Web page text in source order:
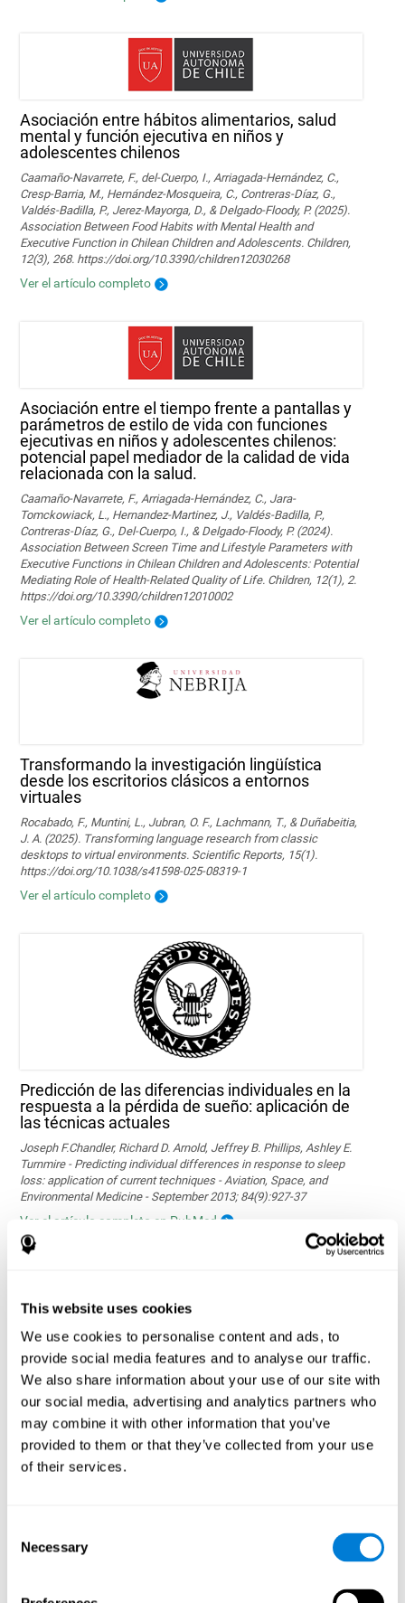
This website uses cookies
We use cookies to personalise content and ads, to
provide social media features and to analyse our traffic.
We also share information about your use of our site with
our social media, advertising and analytics partners who
may combine it with other information that you’ve
provided to them or that they’ve collected from your use
of their services.
Selection
Necessary
Asociación entre hábitos alimentarios, salud
mental y función ejecutiva en niños y
adolescentes chilenos
Caamaño-Navarrete, F., del-Cuerpo, I., Arriagada-Hernández, C.,
Cresp-Barria, M., Hernández-Mosqueira, C., Contreras-Díaz, G.,
Valdés-Badilla, P., Jerez-Mayorga, D., & Delgado-Floody, P. (2025).
Association Between Food Habits with Mental Health and
Executive Function in Chilean Children and Adolescents. Children,
12(3), 268. https://doi.org/10.3390/children12030268
Ver el artículo completo
Asociación entre el tiempo frente a pantallas y
parámetros de estilo de vida con funciones
ejecutivas en niños y adolescentes chilenos:
potencial papel mediador de la calidad de vida
relacionada con la salud.
Caamaño-Navarrete, F., Arriagada-Hernández, C., Jara-
Tomckowiack, L., Hernandez-Martinez, J., Valdés-Badilla, P.,
Contreras-Díaz, G., Del-Cuerpo, I., & Delgado-Floody, P. (2024).
Association Between Screen Time and Lifestyle Parameters with
Executive Functions in Chilean Children and Adolescents: Potential
Mediating Role of Health-Related Quality of Life. Children, 12(1), 2.
https://doi.org/10.3390/children12010002
Ver el artículo completo
Transformando la investigación lingüística
desde los escritorios clásicos a entornos
virtuales
Rocabado, F., Muntini, L., Jubran, O. F., Lachmann, T., & Duñabeitia,
J. A. (2025). Transforming language research from classic
desktops to virtual environments. Scientific Reports, 15(1).
https://doi.org/10.1038/s41598-025-08319-1
Ver el artículo completo
Predicción de las diferencias individuales en la
respuesta a la pérdida de sueño: aplicación de
las técnicas actuales
Joseph F.Chandler, Richard D. Arnold, Jeffrey B. Phillips, Ashley E.
Turnmire - Predicting individual differences in response to sleep
loss: application of current techniques - Aviation, Space, and
Environmental Medicine - September 2013; 84(9):927-37
Ver el artículo completo en PubMed
La influencia de los hábitos saludables en las
funciones cognitivas en un grupo de pacientes
en hemodiálisis
Olczyk, P., Jerzak, P., Letachowicz, K., Gołębiowski, T., Krajewska,
M., & Kusztal, M. (2023). The Influence of Healthy Habits on
Cognitive Functions in a Group of Hemodialysis Patients. Journal
Of Clinical Medicine, 12(5), 2042.